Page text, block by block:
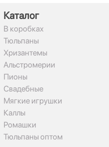
Каталог
В коробках
Тюльпаны
Хризантемы
Альстромерии
Пионы
Свадебные
Мягкие игрушки
Каллы
Ромашки
Тюльпаны оптом